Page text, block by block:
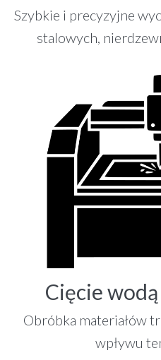
Szybkie i precyzyjne
stalowych,
Cięcie
Obróbka materiałów
wpływu